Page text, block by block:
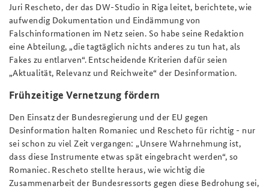
Juri Rescheto, der das DW-Studio in Riga leitet, berichtete, wie
aufwendig Dokumentation und Eindämmung von
Falschinformationen im Netz seien. So habe seine Redaktion
eine Abteilung, „die tagtäglich nichts anderes zu tun hat, als
Fakes zu entlarven“. Entscheidende Kriterien dafür seien
„Aktualität, Relevanz und Reichweite“ der Desinformation.
Frühzeitige Vernetzung fördern
Den Einsatz der Bundesregierung und der EU gegen
Desinformation halten Romaniec und Rescheto für richtig - nur
sei schon zu viel Zeit vergangen: „Unsere Wahrnehmung ist,
dass diese Instrumente etwas spät eingebracht werden“, so
Romaniec. Rescheto stellte heraus, wie wichtig die
Zusammenarbeit der Bundesressorts gegen diese Bedrohung sei,